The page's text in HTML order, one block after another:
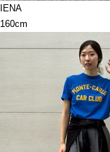
IENA
160cm